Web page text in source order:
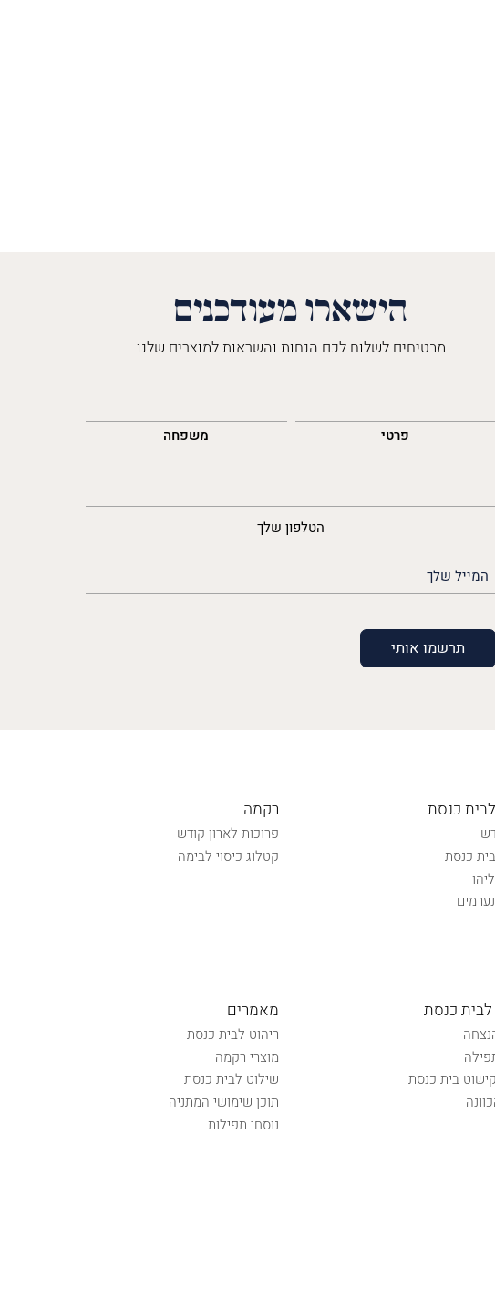
הישארו מעודכנים
מבטיחים לשלוח לכם הנחות והשראות למוצרים שלנו
פרטי משפחה
הטלפון שלך
כנסת
כנסת
רקמה
פרוכות לארון קודש
קטלוג כיסוי לבימה
כנסת
בית כנסת
מאמרים
ריהוט לבית כנסת
מוצרי רקמה
שילוט לבית כנסת
תוכן שימושי המתניה
נוסחי תפילות